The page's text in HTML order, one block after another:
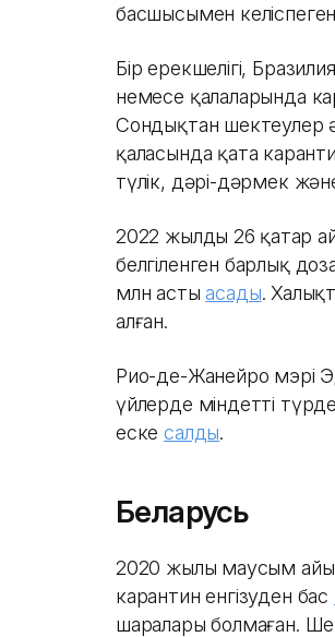
басшысымен
Бір ерекшелігі,
немесе қалаларында
Сондықтан шектеулер
қаласында қатаң
түлік, дәрі-дәрмек
2022 жылдың 26 қаңтар
белгіленген барлық
млн астыасады.
алған.
Рио-де-Жанейро мэрі
үйлерде міндетті
ескесалды.
Беларусь
2020 жылы маусым
карантин енгізуден бас
шаралары болмаған.